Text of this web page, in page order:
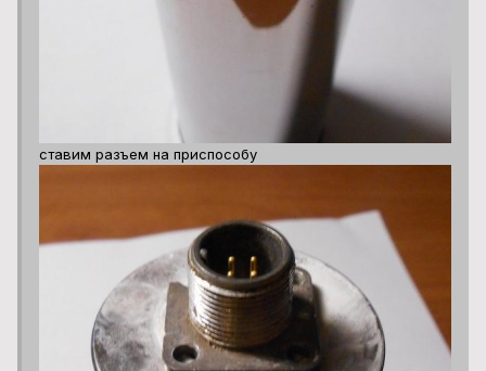
ставим разъем на приспособу